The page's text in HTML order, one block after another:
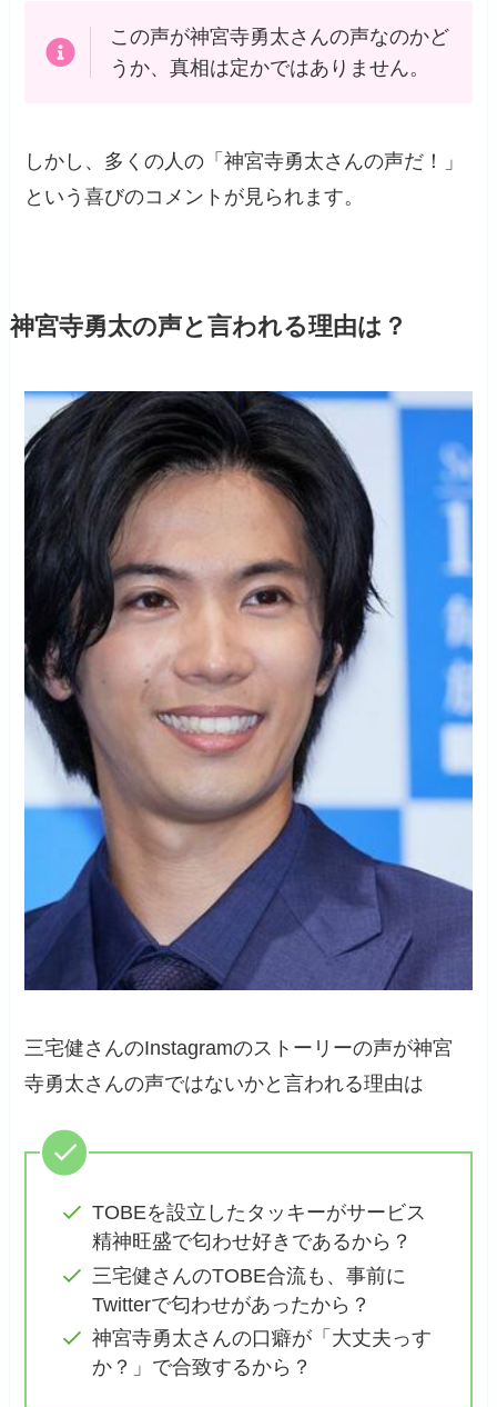
この声が神宮寺勇太さんの声なのかど
うか、真相は定かではありません。
しかし、多くの人の「神宮寺勇太さんの声だ！」
という喜びのコメントが見られます。
神宮寺勇太の声と言われる理由は？
三宅健さんのInstagramのストーリーの声が神宮
寺勇太さんの声ではないかと言われる理由は
TOBEを設立したタッキーがサービス
精神旺盛で匂わせ好きであるから？
三宅健さんのTOBE合流も、事前に
Twitterで匂わせがあったから？
神宮寺勇太さんの口癖が「大丈夫っす
か？」で合致するから？